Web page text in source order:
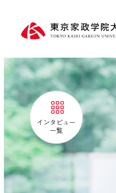
インタビュー一覧